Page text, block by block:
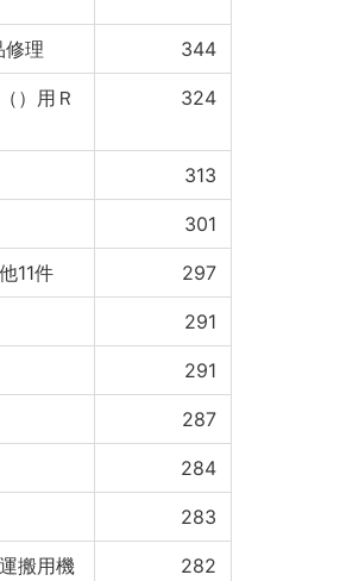
理 344
）用Ｒ
324
313
301
11件 297
291
291
287
284
283
搬用機
282